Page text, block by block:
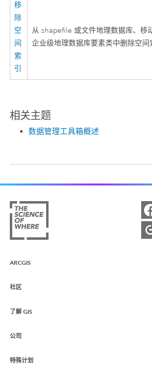
移
除
空
间
索
引
从 shapefile 或文件地理数据库、移
企业级地理数据库要素类中删除空间
相关主题
数据管理工具箱概述
ARCGIS
ArcGIS 概览
制图
社区
Esri 社区
ArcGIS 博客
了解 GIS
什么是 GIS？
位置智能
公司
关于 Esri
特殊计划